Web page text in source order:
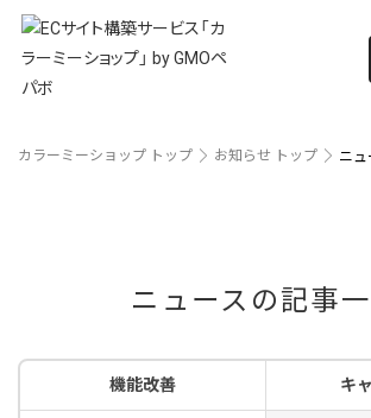
カラーミーショップ トップ お知らせ トップ ニュ
ニュースの記事
機能改善 キ